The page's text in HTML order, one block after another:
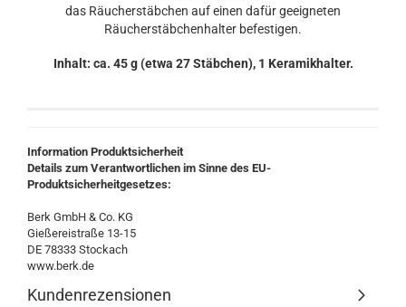
das Räucherstäbchen auf einen dafür geeigneten
Räucherstäbchenhalter befestigen.
Inhalt: ca. 45 g (etwa 27 Stäbchen), 1 Keramikhalter.
Information Produktsicherheit
Details zum Verantwortlichen im Sinne des EU-
Produktsicherheitgesetzes:
Berk GmbH & Co. KG
Gießereistraße 13-15
DE 78333 Stockach
www.berk.de
Kundenrezensionen